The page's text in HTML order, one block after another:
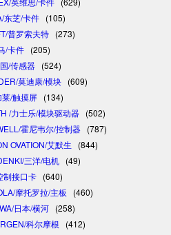
东芝/卡件 (105)
普罗索夫特 (273)
/卡件 (205)
/传感器 (524)
莫迪康/模块 (609)
/触摸屏 (134)
/力士乐/模块驱动器 (502)
霍尼韦尔/控制器 (787)
OVATION/艾默生
(844)
三洋/电机 (49)
制接口卡 (640)
摩托罗拉/主板
(460)
日本/横河 (258)
科尔摩根
(412)